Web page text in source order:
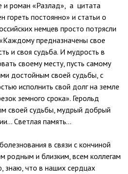
и роман «Разлад», а цитата
постоянно» и статьи о
немцев просто потрясли
предназначены свое
и своя судьба. И мудрость в
своему месту, пусть самому
достойным своей судьбы, с
исполнить свой долг на земле
земного срока». Герольд
своей судьбы, мудрый добрый
Светлая память…
в связи с кончиной
родным и близким, всем коллегам
знаю, что в наших сердцах